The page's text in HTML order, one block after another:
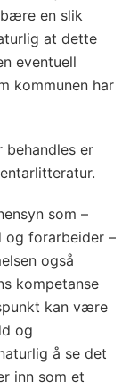
en slik
at dette
eventuell
kommunen har
behandles er
som –
og forarbeider –
også
kompetanse
kan være
og
å se det
inn som et